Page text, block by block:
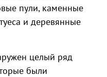
пули, каменные
и деревянные
целый ряд
были